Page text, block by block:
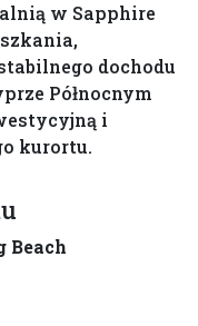
w Sapphire
dochodu
Północnym
i
kurortu.
Beach